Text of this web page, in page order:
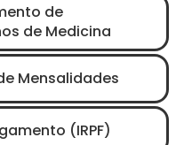
de
de Medicina
Mensalidades
(IRPF)